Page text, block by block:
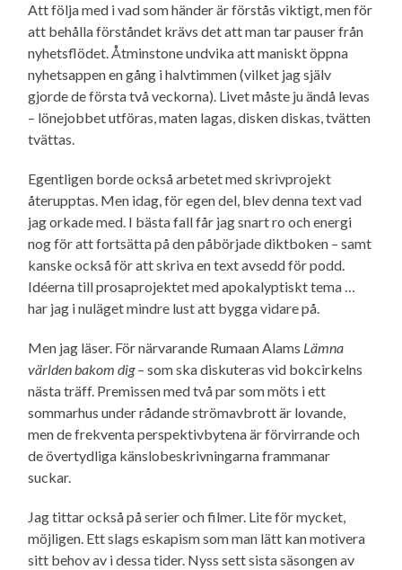
Att följa med i vad som händer är förstås viktigt, men för
att behålla förståndet krävs det att man tar pauser från
nyhets­flödet. Åtminstone undvika att maniskt öppna
nyhetsappen en gång i halvtimmen (vilket jag själv
gjorde de första två veckorna). Livet måste ju ändå levas
– lönejobbet utföras, maten lagas, disken diskas, tvätten
tvättas.
Egentligen borde också arbetet med skrivprojekt
återupptas. Men idag, för egen del, blev denna text vad
jag orkade med. I bästa fall får jag snart ro och energi
nog för att fortsätta på den påbörjade diktboken – samt
kanske också för att skriva en text avsedd för podd.
Idéerna till prosaprojektet med apokalyptiskt tema …
har jag i nuläget mindre lust att bygga vidare på.
Men jag läser. För närvarande Rumaan Alams Lämna
världen bakom dig– som ska diskuteras vid bokcirkelns
nästa träff. Premissen med två par som möts i ett
sommarhus under rådande strömavbrott är lovande,
men de frekventa perspektiv­bytena är förvirrande och
de övertydliga känslo­beskrivningarna frammanar
suckar.
Jag tittar också på serier och filmer. Lite för mycket,
möjligen. Ett slags eskapism som man lätt kan motivera
sitt behov av i dessa tider. Nyss sett sista säsongen av